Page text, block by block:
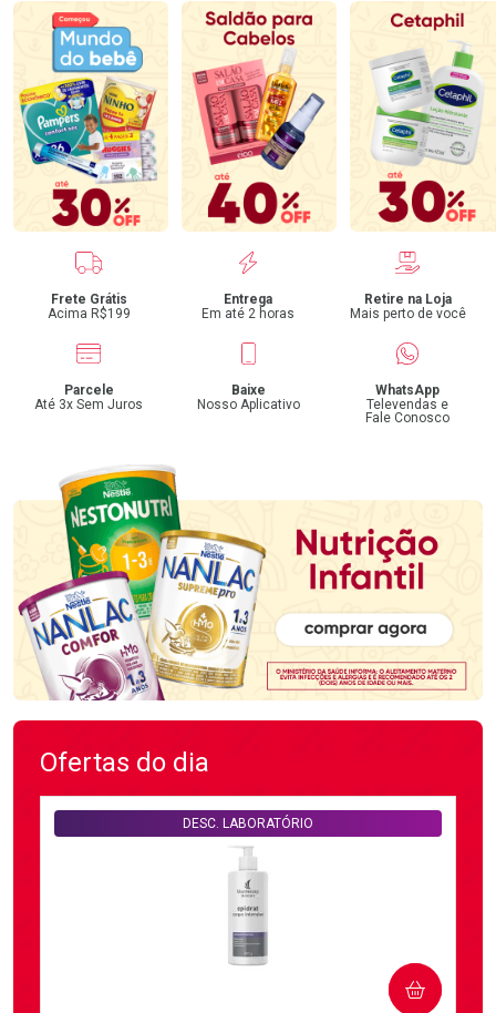
Benefícios
Frete Grátis
Acima R$199
Entrega
Em até 2 horas
Retire na Loja
Mais perto de você
Parcele
Até 3x Sem Juros
Baixe
Nosso Aplicativo
WhatsApp
Televendas e
Fale Conosco
Ofertas do dia
DESC. LABORATÓRIO
COMPRAR